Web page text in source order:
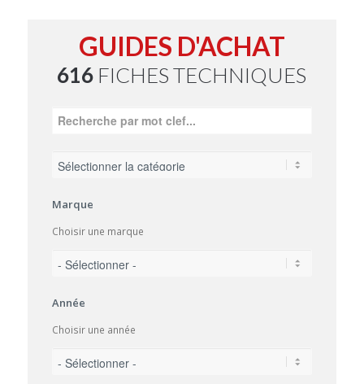
GUIDES D'ACHAT
616 FICHES TECHNIQUES
Marque
Choisir une marque
Année
Choisir une année